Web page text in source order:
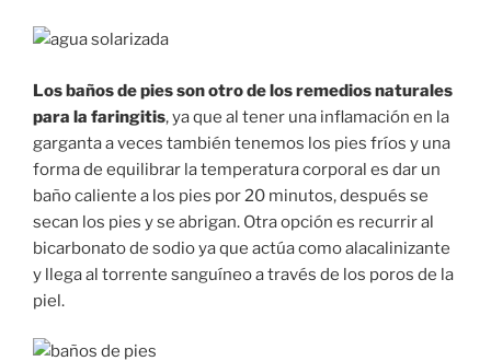
Los baños de pies son otro de los remedios naturales
para la faringitis, ya que al tener una inflamación en la
garganta a veces también tenemos los pies fríos y una
forma de equilibrar la temperatura corporal es dar un
baño caliente a los pies por 20 minutos, después se
secan los pies y se abrigan. Otra opción es recurrir al
bicarbonato de sodio ya que actúa como alacalinizante
y llega al torrente sanguíneo a través de los poros de la
piel.